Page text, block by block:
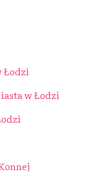
Łodzi
w Łodzi